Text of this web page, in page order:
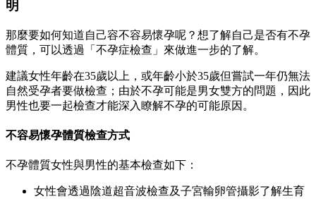
明
那麼要如何知道自己容不容易懷孕呢？想了解自己是否有不孕
體質，可以透過「不孕症檢查」來做進一步的了解。
建議女性年齡在35歲以上，或年齡小於35歲但嘗試一年仍無法
自然受孕者要做檢查；由於不孕可能是男女雙方的問題，因此
男性也要一起檢查才能深入瞭解不孕的可能原因。
不容易懷孕體質檢查方式
不孕體質女性與男性的基本檢查如下：
女性會透過陰道超音波檢查及子宮輸卵管攝影了解生育